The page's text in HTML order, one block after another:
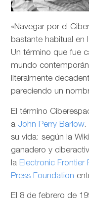
«Navegar por el
bastante habitual en
Un término que fue
mundo
literalmente
pareciendo un
El término
a John Perry Barlow.
su vida: según la
ganadero y
la Electronic Frontier
Press Foundation
El 8 de febrero de